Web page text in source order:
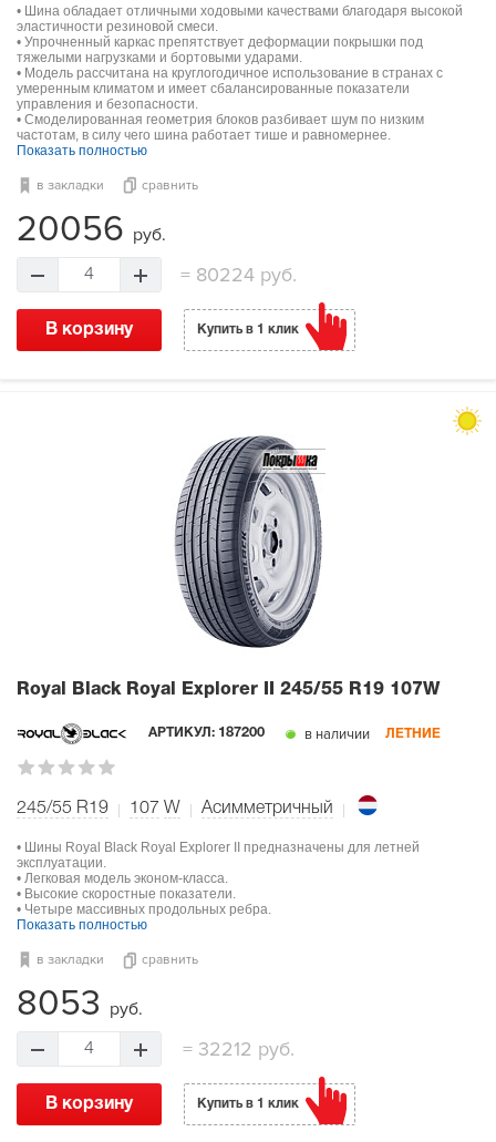
• Шина обладает отличными ходовыми качествами благодаря высокой
эластичности резиновой смеси.
• Упрочненный каркас препятствует деформации покрышки под
тяжелыми нагрузками и бортовыми ударами.
• Модель рассчитана на круглогодичное использование в странах с
умеренным климатом и имеет сбалансированные показатели
управления и безопасности.
• Смоделированная геометрия блоков разбивает шум по низким
частотам, в силу чего шина работает тише и равномернее.
Показать полностью
в закладки сравнить
20056 руб.
4 = 80224 руб.
В корзину Купить в 1 клик
Royal Black Royal Explorer II 245/55 R19 107W
АРТИКУЛ: 187200 в наличии ЛЕТНИЕ
245/55 R19 107 W Асимметричный
• Шины Royal Black Royal Explorer II предназначены для летней
эксплуатации.
• Легковая модель эконом-класса.
• Высокие скоростные показатели.
• Четыре массивных продольных ребра.
Показать полностью
в закладки сравнить
8053 руб.
4 = 32212 руб.
В корзину Купить в 1 клик